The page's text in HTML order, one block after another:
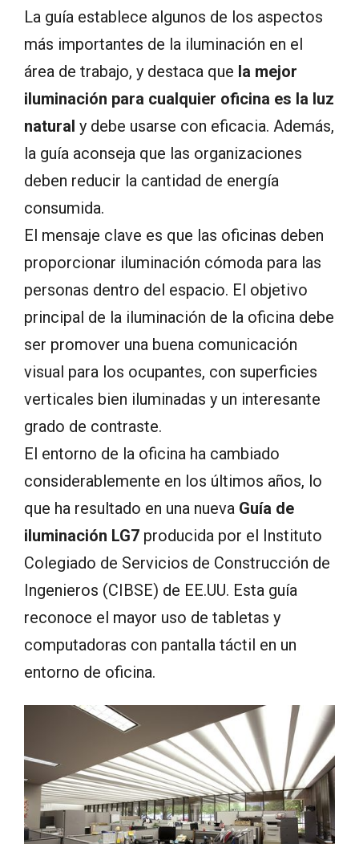
La guía establece algunos de los aspectos
más importantes de la iluminación en el
área de trabajo, y destaca que la mejor
iluminación para cualquier oficina es la luz
natural y debe usarse con eficacia. Además,
la guía aconseja que las organizaciones
deben reducir la cantidad de energía
consumida.
El mensaje clave es que las oficinas deben
proporcionar iluminación cómoda para las
personas dentro del espacio. El objetivo
principal de la iluminación de la oficina debe
ser promover una buena comunicación
visual para los ocupantes, con superficies
verticales bien iluminadas y un interesante
grado de contraste.
El entorno de la oficina ha cambiado
considerablemente en los últimos años, lo
que ha resultado en una nueva Guía de
iluminación LG7 producida por el Instituto
Colegiado de Servicios de Construcción de
Ingenieros (CIBSE) de EE.UU. Esta guía
reconoce el mayor uso de tabletas y
computadoras con pantalla táctil en un
entorno de oficina.